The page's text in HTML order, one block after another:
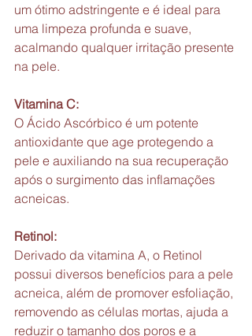
um ótimo adstringente e é ideal para
uma limpeza profunda e suave,
acalmando qualquer irritação presente
na pele.
Vitamina C:
O Ácido Ascórbico é um potente
antioxidante que age protegendo a
pele e auxiliando na sua recuperação
após o surgimento das inflamações
acneicas.
Retinol:
Derivado da vitamina A, o Retinol
possui diversos benefícios para a pele
acneica, além de promover esfoliação,
removendo as células mortas, ajuda a
reduzir o tamanho dos poros e a